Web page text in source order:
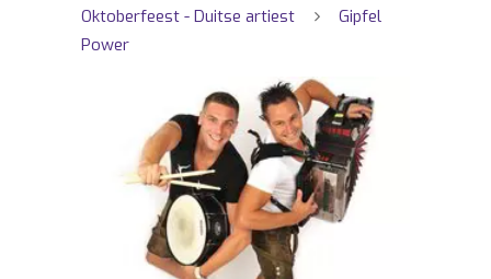
Oktoberfeest - Duitse artiest
Gipfel
Power